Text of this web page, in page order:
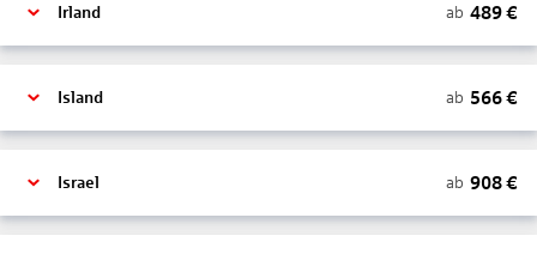
Irland ab 489€
Island ab 566€
Israel ab 908€